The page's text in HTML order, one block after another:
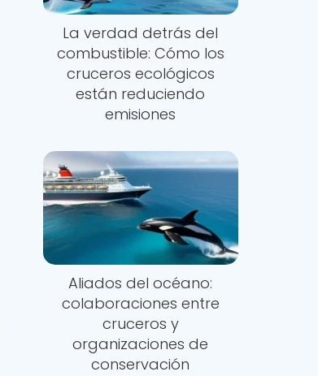
La verdad detrás del
combustible: Cómo los
cruceros ecológicos
están reduciendo
emisiones
Aliados del océano:
colaboraciones entre
cruceros y
organizaciones de
conservación